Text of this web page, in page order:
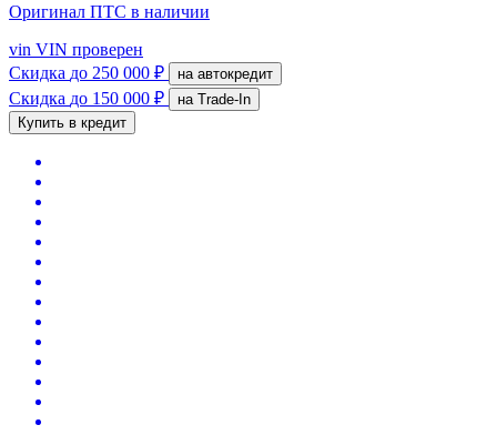
Оригинал ПТС в наличии
vin VIN проверен
Скидка до 250 000 ₽ на автокредит
Скидка до 150 000 ₽
на Trade-In
Купить в кредит